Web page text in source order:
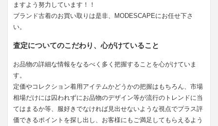
ますよう努力しています！！
ブランド古着のお買い取りは是非、MODESCAPEにお任せ下さ
い。
査定についてのこだわり、心がけていること
お品物の詳細な情報をなるべく多く把握することを心がけていま
す。
定価やコレクション着用アイテムかどうかの把握はもちろん、市場
相場だけには囚われずにお品物のデザイン等が流行のトレンドに当
てはまるか等、服好きでなければ見出せないような視点でプラス評
価できるポイントを探し出し、お客様にもご満足してもらえるよう